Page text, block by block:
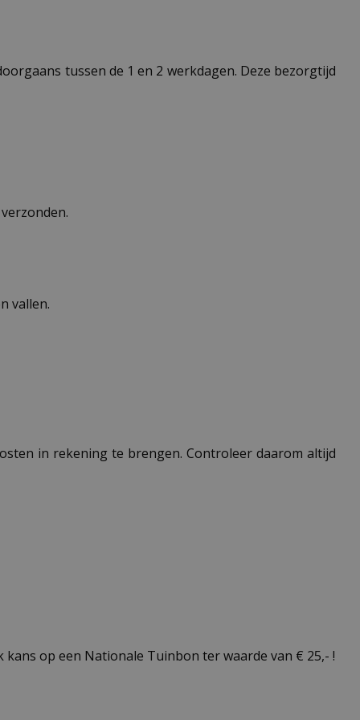
tussen de 1 en 2 werkdagen. Deze bezorgtijd
vallen.
in rekening te brengen. Controleer daarom altijd
kans op een Nationale Tuinbon ter waarde van € 25,- !